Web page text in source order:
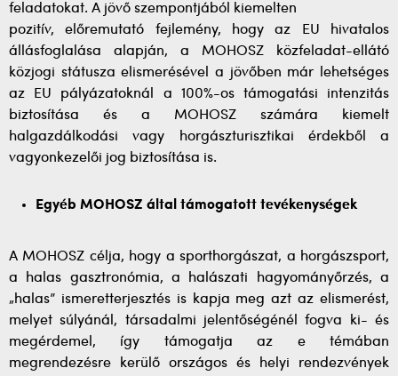
feladatokat. A jövő szempontjából kiemelten
pozitív, előremutató fejlemény, hogy az EU hivatalos
állásfoglalása alapján, a MOHOSZ közfeladat-ellátó
közjogi státusza elismerésével a jövőben már lehetséges
az EU pályázatoknál a 100%-os támogatási intenzitás
biztosítása és a MOHOSZ számára kiemelt
halgazdálkodási vagy horgászturisztikai érdekből a
vagyonkezelői jog biztosítása is.
Egyéb MOHOSZ által támogatott tevékenységek
A MOHOSZ célja, hogy a sporthorgászat, a horgászsport,
a halas gasztronómia, a halászati hagyományőrzés, a
„halas” ismeretterjesztés is kapja meg azt az elismerést,
melyet súlyánál, társadalmi jelentőségénél fogva ki- és
megérdemel, így támogatja az e témában
megrendezésre kerülő országos és helyi rendezvények